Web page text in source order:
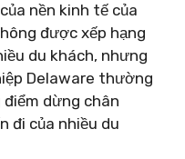
nền kinh tế của
được xếp hạng
du khách, nhưng
Delaware thường
dừng chân
đi của nhiều du